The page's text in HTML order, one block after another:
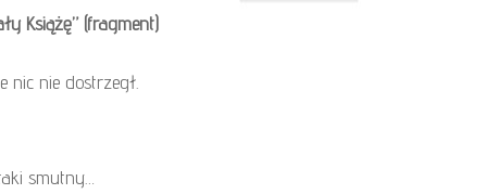
Książę” (fragment)
nic nie dostrzegł.
smutny…